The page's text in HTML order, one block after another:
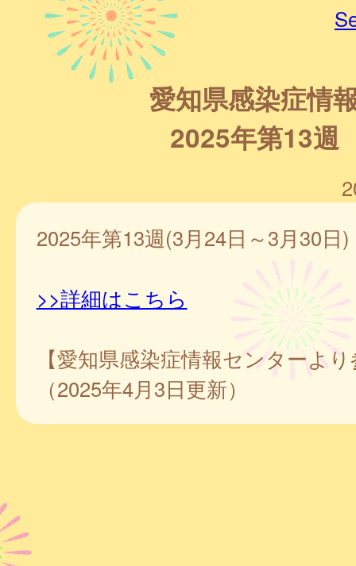
愛知県感染症情
2025年第13週
2025年第13週(3月24日～3月30日)
>>詳細はこちら
【愛知県感染症情報センターよ
（2025年4月3日更新）